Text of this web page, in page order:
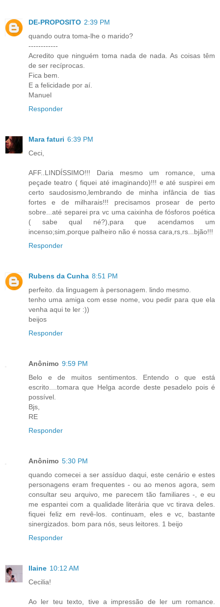
DE-PROPOSITO 2:39 PM
quando outra toma-lhe o marido?
------------
Acredito que ninguém toma nada de nada. As coisas têm
de ser recíprocas.
Fica bem.
E a felicidade por aí.
Manuel
Responder
Mara faturi 6:39 PM
Ceci,
AFF..LINDÍSSIMO!!! Daria mesmo um romance, uma
peçade teatro ( fiquei até imaginando)!!! e até suspirei em
certo saudosismo,lembrando de minha infância de tias
fortes e de milharais!!! precisamos prosear de perto
sobre...até separei pra vc uma caixinha de fósforos poética
( sabe qual né?),para que acendamos um
incenso;sim,porque palheiro não é nossa cara,rs,rs...bjão!!!
Responder
Rubens da Cunha 8:51 PM
perfeito. da linguagem à personagem. lindo mesmo.
tenho uma amiga com esse nome, vou pedir para que ela
venha aqui te ler :))
beijos
Responder
Anônimo 9:59 PM
Belo e de muitos sentimentos. Entendo o que está
escrito....tomara que Helga acorde deste pesadelo pois é
possível.
Bjs,
RE
Responder
Anônimo 5:30 PM
quando comecei a ser assíduo daqui, este cenário e estes
personagens eram frequentes - ou ao menos agora, sem
consultar seu arquivo, me parecem tão familiares -, e eu
me espantei com a qualidade literária que vc tirava deles.
fiquei feliz em revê-los. continuam, eles e vc, bastante
sinergizados. bom para nós, seus leitores. 1 beijo
Responder
Ilaine 10:12 AM
Cecilia!
Ao ler teu texto, tive a impressão de ler um romance.